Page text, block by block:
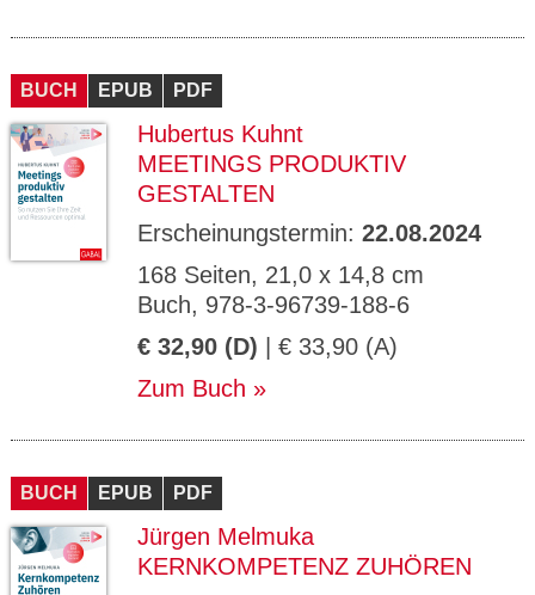
BUCH EPUB PDF
Hubertus Kuhnt
MEETINGS PRODUKTIV
GESTALTEN
Erscheinungstermin: 22.08.2024
168 Seiten, 21,0 x 14,8 cm
Buch, 978-3-96739-188-6
€ 32,90 (D) | € 33,90 (A)
Zum Buch
BUCH EPUB PDF
Jürgen Melmuka
KERNKOMPETENZ ZUHÖREN